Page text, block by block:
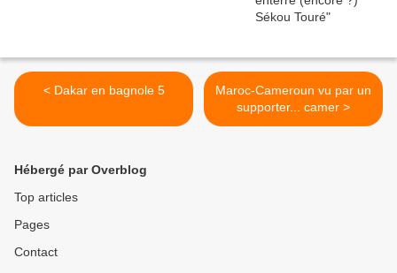
< Dakar en bagnole 5
Maroc-Cameroun vu par un
supporter... camer >
Hébergé par Overblog
Top articles
Pages
Contact